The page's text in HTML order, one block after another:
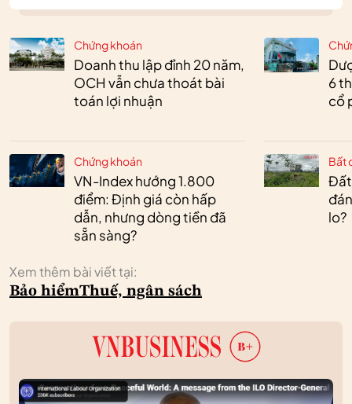
Chứng khoán
Doanh thu lập đỉnh 20 năm,
OCH vẫn chưa thoát bài
toán lợi nhuận
Chứng khoán
VN-Index hướng 1.800
điểm: Định giá còn hấp
dẫn, nhưng dòng tiền đã
sẵn sàng?
6
cổ
Bất
Đất
lo?
Xem thêm bài viết tại:
Bảo hiểmThuế, ngân sách